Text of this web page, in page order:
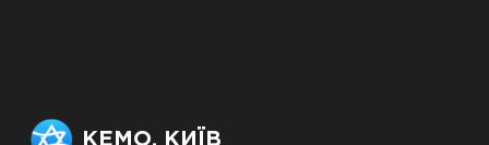
КЕМО. КИЇВ